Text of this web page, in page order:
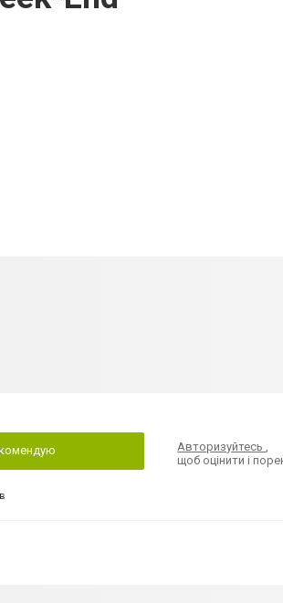
Авторизуйтесь,
щоб оцінити і